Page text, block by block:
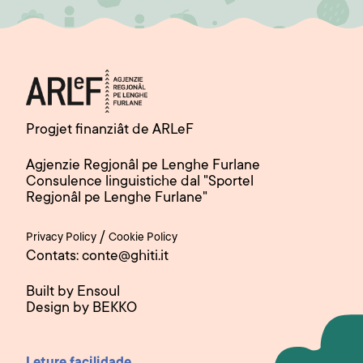
Progjet finanziât de ARLeF
Agjenzie Regjonâl pe Lenghe Furlane
Consulence linguistiche dal "Sportel
Regjonâl pe Lenghe Furlane"
Privacy Policy / Cookie Policy
Contats: conte@ghiti.it
Built by Ensoul
Design by BEKKO